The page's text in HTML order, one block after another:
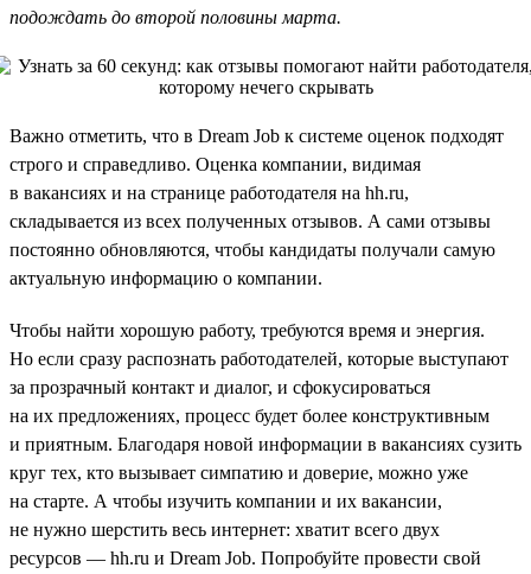
подождать до второй половины марта.
Важно отметить, что в Dream Job к системе оценок подходят
строго и справедливо. Оценка компании, видимая
в вакансиях и на странице работодателя на hh.ru,
складывается из всех полученных отзывов. А сами отзывы
постоянно обновляются, чтобы кандидаты получали самую
актуальную информацию о компании.
Чтобы найти хорошую работу, требуются время и энергия.
Но если сразу распознать работодателей, которые выступают
за прозрачный контакт и диалог, и сфокусироваться
на их предложениях, процесс будет более конструктивным
и приятным. Благодаря новой информации в вакансиях сузить
круг тех, кто вызывает симпатию и доверие, можно уже
на старте. А чтобы изучить компании и их вакансии,
не нужно шерстить весь интернет: хватит всего двух
ресурсов — hh.ru и Dream Job. Попробуйте провести свой